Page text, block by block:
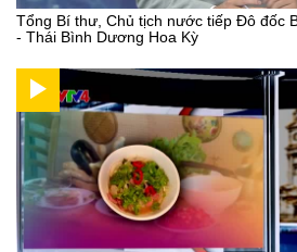
Tổng Bí thư, Chủ tịch nước tiếp Đô đốc
- Thái Bình Dương Hoa Kỳ